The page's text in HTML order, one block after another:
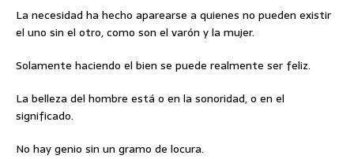
La necesidad ha hecho aparearse a quienes no pueden existir
el uno sin el otro, como son el varón y la mujer.
Solamente haciendo el bien se puede realmente ser feliz.
La belleza del hombre está o en la sonoridad, o en el
significado.
No hay genio sin un gramo de locura.